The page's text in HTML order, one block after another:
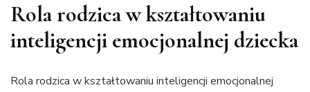
Rola rodzica w kształtowaniu
inteligencji emocjonalnej dziecka
Rola rodzica w kształtowaniu inteligencji emocjonalnej